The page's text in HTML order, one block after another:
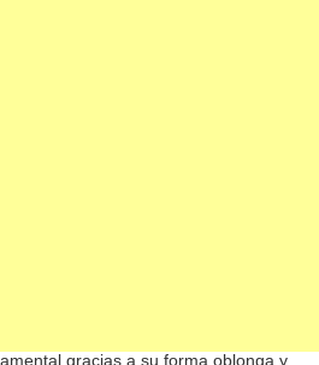
gracias a su forma oblonga y